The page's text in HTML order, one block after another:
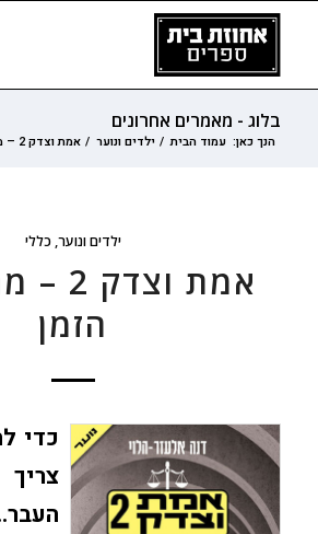
בלוג - מאמרים אחרונים
הנך כאן: עמוד הבית / ילדים ונוער / אמת וצדק 2 – מרוץ נגד הזמן
ילדים ונוער, כללי
אמת
הזמן
כדי